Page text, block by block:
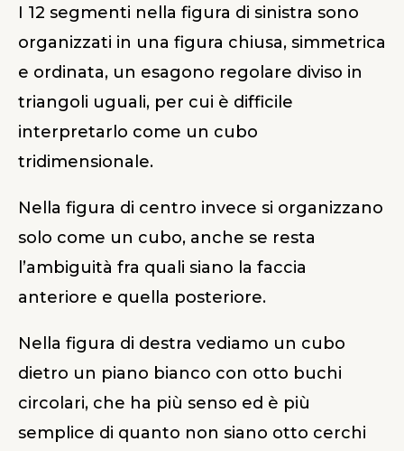
I 12 segmenti nella figura di sinistra sono
organizzati in una figura chiusa, simmetrica
e ordinata, un esagono regolare diviso in
triangoli uguali, per cui è difficile
interpretarlo come un cubo
tridimensionale.
Nella figura di centro invece si organizzano
solo come un cubo, anche se resta
l’ambiguità fra quali siano la faccia
anteriore e quella posteriore.
Nella figura di destra vediamo un cubo
dietro un piano bianco con otto buchi
circolari, che ha più senso ed è più
semplice di quanto non siano otto cerchi